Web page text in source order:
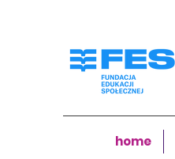
home